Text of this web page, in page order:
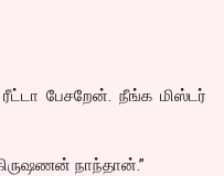
பேசறேன். நீங்க மிஸ்டர்
நாந்தான்.”